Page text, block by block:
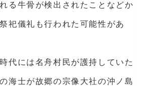
る牛骨が検出されたことなどか
祀儀礼も行われた可能性があ
代には名舟村民が護持していた
海士が故郷の宗像大社の沖ノ島